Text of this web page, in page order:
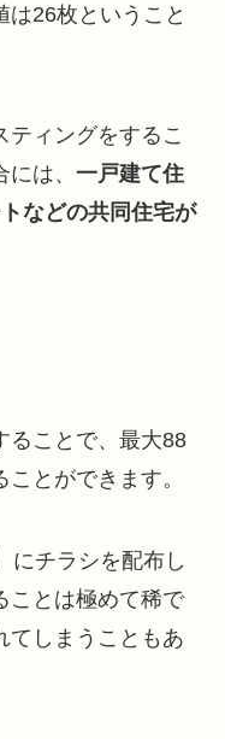
は26枚ということ
ティングをするこ
は、 一戸建て住
などの共同住宅が
ることで、最大88
とができます。
にチラシを配布し
ことは極めて稀で
てしまうこともあ